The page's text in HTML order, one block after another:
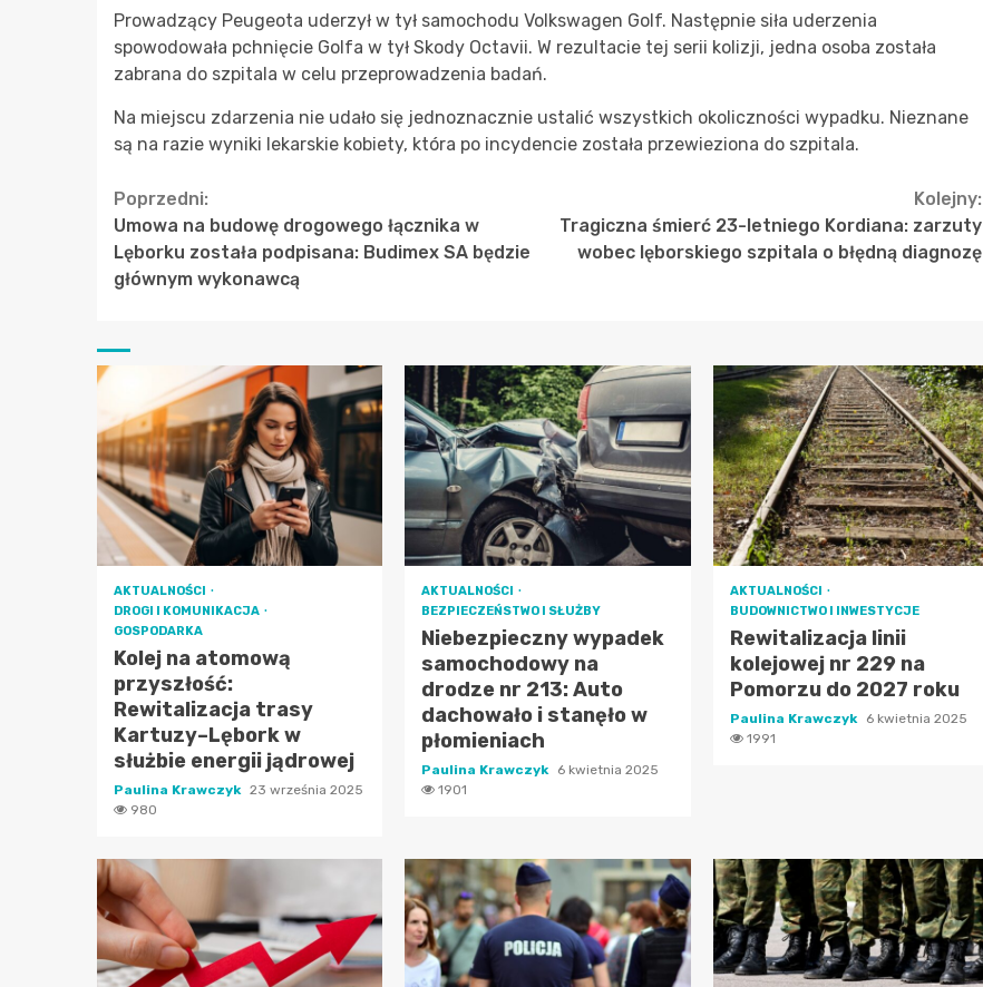
Prowadzący Peugeota uderzył w tył samochodu Volkswagen Golf. Następnie siła uderzenia
spowodowała pchnięcie Golfa w tył Skody Octavii. W rezultacie tej serii kolizji, jedna osoba została
zabrana do szpitala w celu przeprowadzenia badań.
Na miejscu zdarzenia nie udało się jednoznacznie ustalić wszystkich okoliczności wypadku. Nieznane
są na razie wyniki lekarskie kobiety, która po incydencie została przewieziona do szpitala.
Continue
Reading
Poprzedni:
Umowa na budowę drogowego łącznika w
Lęborku została podpisana: Budimex SA będzie
głównym wykonawcą
Kolejny:
Tragiczna śmierć 23-letniego Kordiana: zarzuty
wobec lęborskiego szpitala o błędną diagnozę
AKTUALNOŚCI
DROGI I KOMUNIKACJA
GOSPODARKA
Kolej na atomową
przyszłość:
Rewitalizacja trasy
Kartuzy–Lębork w
służbie energii jądrowej
Paulina Krawczyk 23 września 2025
980
AKTUALNOŚCI
BEZPIECZEŃSTWO I SŁUŻBY
Niebezpieczny wypadek
samochodowy na
drodze nr 213: Auto
dachowało i stanęło w
płomieniach
Paulina Krawczyk 6 kwietnia 2025
1901
AKTUALNOŚCI
BUDOWNICTWO I INWESTYCJE
Rewitalizacja linii
kolejowej nr 229 na
Pomorzu do 2027 roku
Paulina Krawczyk 6 kwietnia 2025
1991